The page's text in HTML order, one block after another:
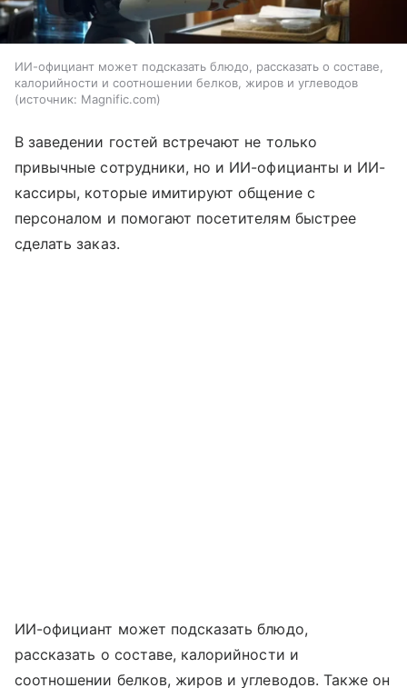
ИИ-официант может подсказать блюдо, рассказать о составе,
калорийности и соотношении белков, жиров и углеводов
источник: Magnific.com
В заведении гостей встречают не только
привычные сотрудники, но и ИИ-официанты и ИИ-
кассиры, которые имитируют общение с
персоналом и помогают посетителям быстрее
сделать заказ.
ИИ-официант может подсказать блюдо,
рассказать о составе, калорийности и
соотношении белков, жиров и углеводов. Также он